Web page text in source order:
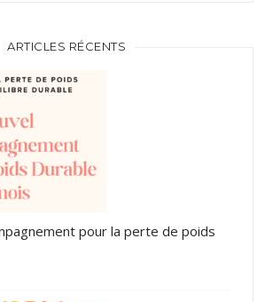
ARTICLES RÉCENTS
pour la perte de poids